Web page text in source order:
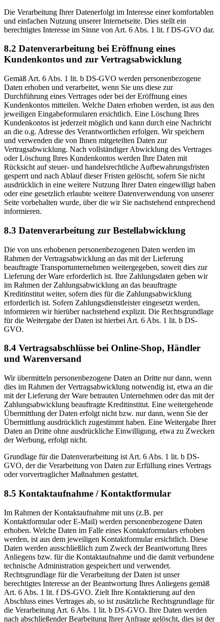
Die Verarbeitung Ihrer Datenerfolgt im Interesse einer komfortablen
und einfachen Nutzung unserer Internetseite. Dies stellt ein
berechtigtes Interesse im Sinne von Art. 6 Abs. 1 lit. f DS-GVO dar.
8.2 Datenverarbeitung bei Eröffnung eines
Kundenkontos und zur Vertragsabwicklung
Gemäß Art. 6 Abs. 1 lit. b DS-GVO werden personenbezogene
Daten erhoben und verarbeitet, wenn Sie uns diese zur
Durchführung eines Vertrages oder bei der Eröffnung eines
Kundenkontos mitteilen. Welche Daten erhoben werden, ist aus den
jeweiligen Eingabeformularen ersichtlich. Eine Löschung Ihres
Kundenkontos ist jederzeit möglich und kann durch eine Nachricht
an die o.g. Adresse des Verantwortlichen erfolgen. Wir speichern
und verwenden die von Ihnen mitgeteilten Daten zur
Vertragsabwicklung. Nach vollständiger Abwicklung des Vertrages
oder Löschung Ihres Kundenkontos werden Ihre Daten mit
Rücksicht auf steuer- und handelsrechtliche Aufbewahrungsfristen
gesperrt und nach Ablauf dieser Fristen gelöscht, sofern Sie nicht
ausdrücklich in eine weitere Nutzung Ihrer Daten eingewilligt haben
oder eine gesetzlich erlaubte weitere Datenverwendung von unserer
Seite vorbehalten wurde, über die wir Sie nachstehend entsprechend
informieren.
8.3 Datenverarbeitung zur Bestellabwicklung
Die von uns erhobenen personenbezogenen Daten werden im
Rahmen der Vertragsabwicklung an das mit der Lieferung
beauftragte Transportunternehmen weitergegeben, soweit dies zur
Lieferung der Ware erforderlich ist. Ihre Zahlungsdaten geben wir
im Rahmen der Zahlungsabwicklung an das beauftragte
Kreditinstitut weiter, sofern dies für die Zahlungsabwicklung
erforderlich ist. Sofern Zahlungsdienstleister eingesetzt werden,
informieren wir hierüber nachstehend explizit. Die Rechtsgrundlage
für die Weitergabe der Daten ist hierbei Art. 6 Abs. 1 lit. b DS-
GVO.
8.4 Vertragsabschlüsse bei Online-Shop, Händler
und Warenversand
Wir übermitteln personenbezogene Daten an Dritte nur dann, wenn
dies im Rahmen der Vertragsabwicklung notwendig ist, etwa an die
mit der Lieferung der Ware betrauten Unternehmen oder das mit der
Zahlungsabwicklung beauftragte Kreditinstitut. Eine weitergehende
Übermittlung der Daten erfolgt nicht bzw. nur dann, wenn Sie der
Übermittlung ausdrücklich zugestimmt haben. Eine Weitergabe Ihrer
Daten an Dritte ohne ausdrückliche Einwilligung, etwa zu Zwecken
der Werbung, erfolgt nicht.
Grundlage für die Datenverarbeitung ist Art. 6 Abs. 1 lit. b DS-
GVO, der die Verarbeitung von Daten zur Erfüllung eines Vertrags
oder vorvertraglicher Maßnahmen gestattet.
8.5 Kontaktaufnahme / Kontaktformular
Im Rahmen der Kontaktaufnahme mit uns (z.B. per
Kontaktformular oder E-Mail) werden personenbezogene Daten
erhoben. Welche Daten im Falle eines Kontaktformulars erhoben
werden, ist aus dem jeweiligen Kontaktformular ersichtlich. Diese
Daten werden ausschließlich zum Zweck der Beantwortung Ihres
Anliegens bzw. für die Kontaktaufnahme und die damit verbundene
technische Administration gespeichert und verwendet.
Rechtsgrundlage für die Verarbeitung der Daten ist unser
berechtigtes Interesse an der Beantwortung Ihres Anliegens gemäß
Art. 6 Abs. 1 lit. f DS-GVO. Zielt Ihre Kontaktierung auf den
Abschluss eines Vertrages ab, so ist zusätzliche Rechtsgrundlage für
die Verarbeitung Art. 6 Abs. 1 lit. b DS-GVO. Ihre Daten werden
nach abschließender Bearbeitung Ihrer Anfrage gelöscht, dies ist der